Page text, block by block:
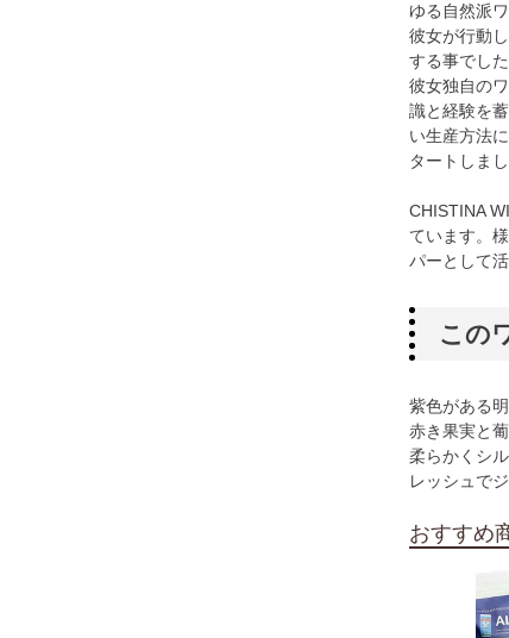
ゆる自然派
彼女が行動
する事でし
彼女独自の
識と経験を
い生産方法
タートしまし
CHISTINA
ています。
パーとして
この
紫色がある
赤き果実と
柔らかくシ
レッシュで
おすすめ